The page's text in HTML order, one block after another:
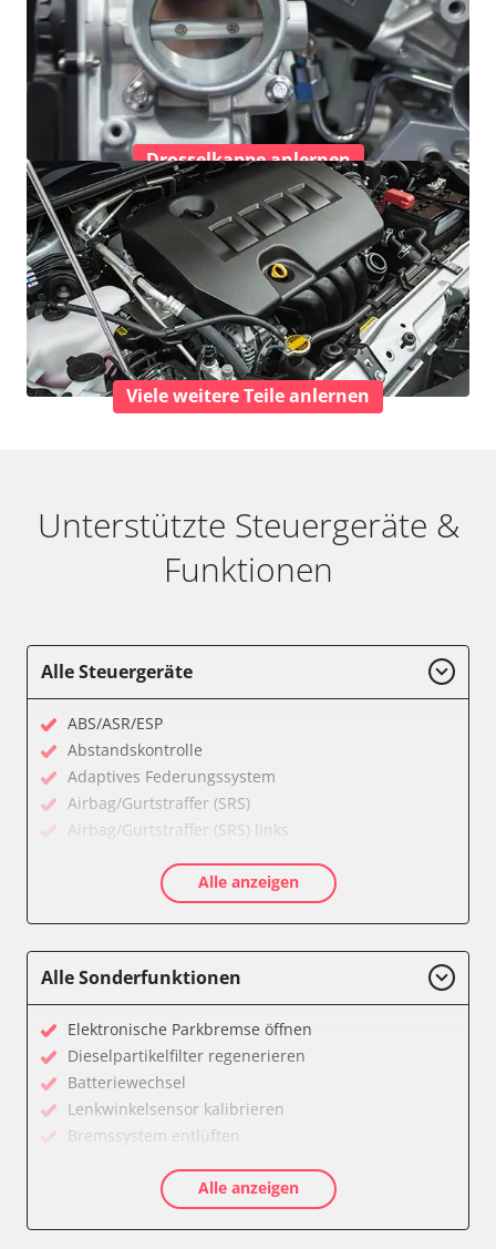
Drosselkappe anlernen
Viele weitere Teile anlernen
Unterstützte Steuergeräte &
Funktionen
Alle Steuergeräte
ABS/ASR/ESP
Abstandskontrolle
Adaptives Federungssystem
Airbag/Gurtstraffer (SRS)
Airbag/Gurtstraffer (SRS) links
Aktiver Kollisionsschutz
Anhängersteuergerät
Batteriemanagement
CD-Wechsler
Command
Dachbedieneinheit (DBE)
Diagnoseschnittstelle (EOBD/OBDII)
Einparkhilfe
Elektronische Zündanlage
Elektronisches Stabilitätsprogramm (ESP)
Elektronisches Wählhebel-Modul (EWM)
Alle anzeigen
Alle Sonderfunktionen
Elektronische Parkbremse öffnen
Dieselpartikelfilter regenerieren
Batteriewechsel
Lenkwinkelsensor kalibrieren
Bremssystem entlüften
Luftmassenmesser anlernen
Elektronische Parkbremse kalibrieren
Alle anzeigen